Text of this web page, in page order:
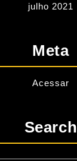
julho 2021
Meta
Acessar
Search